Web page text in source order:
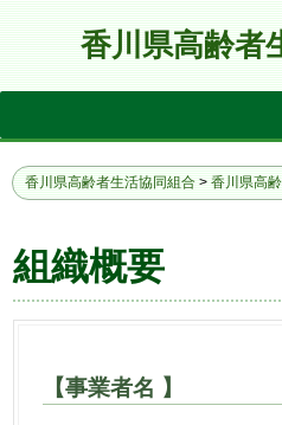
香川県高齢者
香川県高齢者生活協同組合 > 香川県高
組織概要
【事業者名 】